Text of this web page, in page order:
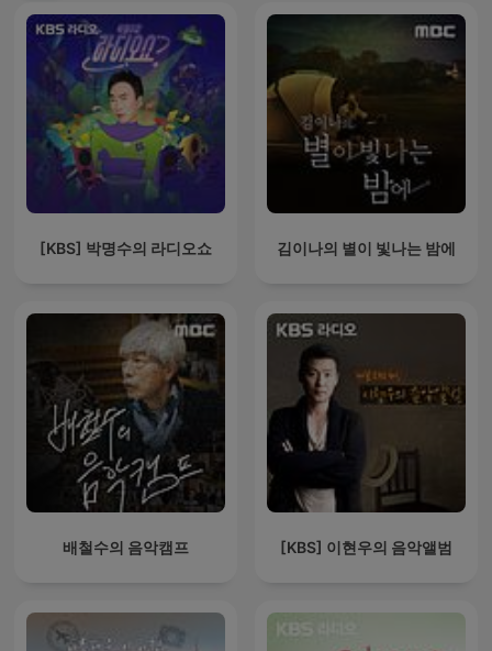
[KBS] 박명수의 라디오쇼 김이나의 별이 빛나는 밤에
배철수의 음악캠프 [KBS] 이현우의 음악앨범